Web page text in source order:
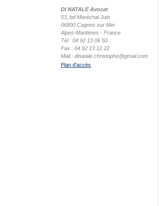
DI NATALE Avocat
53, bd Maréchal Juin
06800 Cagnes sur Mer
Alpes-Maritimes - France
Tél : 04 92 13 06 50
Fax : 04 92 13 12 22
Mail : dinatale.christophe@gmail.com
Plan d'accès